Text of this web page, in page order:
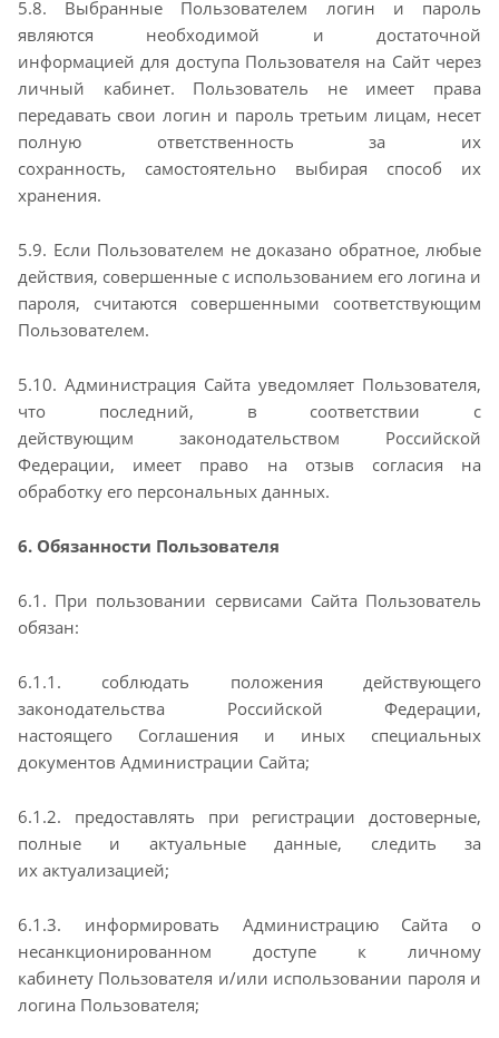
5.8. Выбранные Пользователем логин и пароль
являются необходимой и достаточной
информацией для доступа Пользователя на Сайт через
личный кабинет. Пользователь не имеет права
передавать свои логин и пароль третьим лицам, несет
полную ответственность за их
сохранность, самостоятельно выбирая способ их
хранения.
5.9. Если Пользователем не доказано обратное, любые
действия, совершенные с использованием его логина и
пароля, считаются совершенными соответствующим
Пользователем.
5.10. Администрация Сайта уведомляет Пользователя,
что последний, в соответствии с
действующим законодательством Российской
Федерации, имеет право на отзыв согласия на
обработку его персональных данных.
6. Обязанности Пользователя
6.1. При пользовании сервисами Сайта Пользователь
обязан:
6.1.1. соблюдать положения действующего
законодательства Российской Федерации,
настоящего Соглашения и иных специальных
документов Администрации Сайта;
6.1.2. предоставлять при регистрации достоверные,
полные и актуальные данные, следить за
их актуализацией;
6.1.3. информировать Администрацию Сайта о
несанкционированном доступе к личному
кабинету Пользователя и/или использовании пароля и
логина Пользователя;